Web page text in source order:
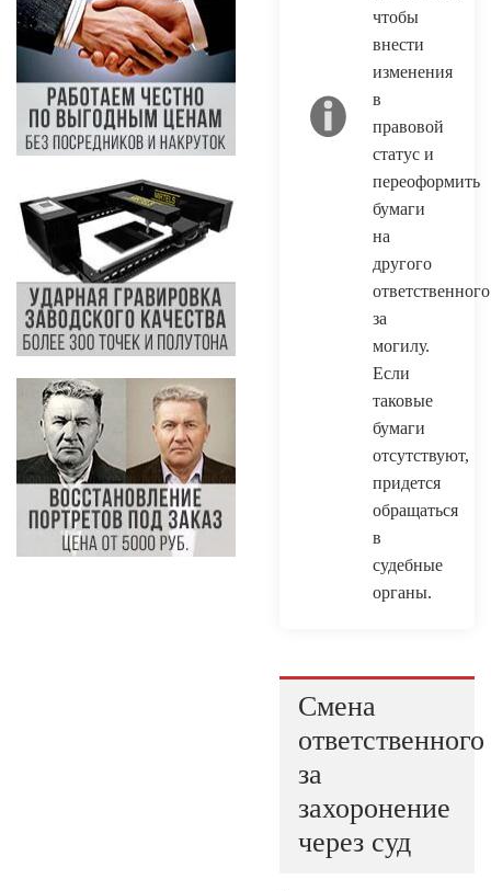
чтобы
внести
изменения
в
правовой
статус и
переоформить
бумаги
на
другого
ответственного
за
могилу.
Если
таковые
бумаги
отсутствуют,
придется
обращаться
в
судебные
органы.
Смена
ответственного
за
захоронение
через суд